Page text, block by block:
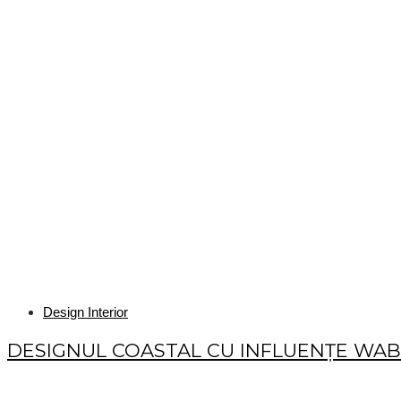
Design Interior
DESIGNUL COASTAL CU INFLUENȚE